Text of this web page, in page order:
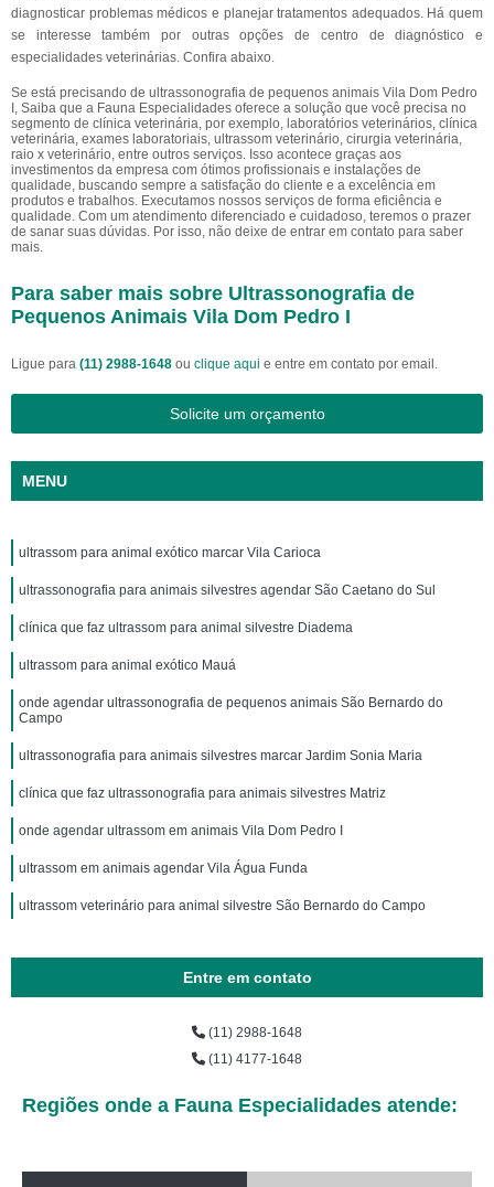
diagnosticar problemas médicos e planejar tratamentos adequados. Há quem
se interesse também por outras opções de centro de diagnóstico e
especialidades veterinárias. Confira abaixo.
Se está precisando de ultrassonografia de pequenos animais Vila Dom Pedro
I, Saiba que a Fauna Especialidades oferece a solução que você precisa no
segmento de clínica veterinária, por exemplo, laboratórios veterinários, clínica
veterinária, exames laboratoriais, ultrassom veterinário, cirurgia veterinária,
raio x veterinário, entre outros serviços. Isso acontece graças aos
investimentos da empresa com ótimos profissionais e instalações de
qualidade, buscando sempre a satisfação do cliente e a excelência em
produtos e trabalhos. Executamos nossos serviços de forma eficiência e
qualidade. Com um atendimento diferenciado e cuidadoso, teremos o prazer
de sanar suas dúvidas. Por isso, não deixe de entrar em contato para saber
mais.
Para saber mais sobre Ultrassonografia de
Pequenos Animais Vila Dom Pedro I
Ligue para (11) 2988-1648 ou clique aqui e entre em contato por email.
Solicite um orçamento
MENU
ultrassom para animal exótico marcar Vila Carioca
ultrassonografia para animais silvestres agendar São Caetano do Sul
clínica que faz ultrassom para animal silvestre Diadema
ultrassom para animal exótico Mauá
onde agendar ultrassonografia de pequenos animais São Bernardo do
Campo
ultrassonografia para animais silvestres marcar Jardim Sonia Maria
clínica que faz ultrassonografia para animais silvestres Matriz
onde agendar ultrassom em animais Vila Dom Pedro I
ultrassom em animais agendar Vila Água Funda
ultrassom veterinário para animal silvestre São Bernardo do Campo
Entre em contato
(11) 2988-1648
(11) 4177-1648
Regiões onde a Fauna Especialidades atende: